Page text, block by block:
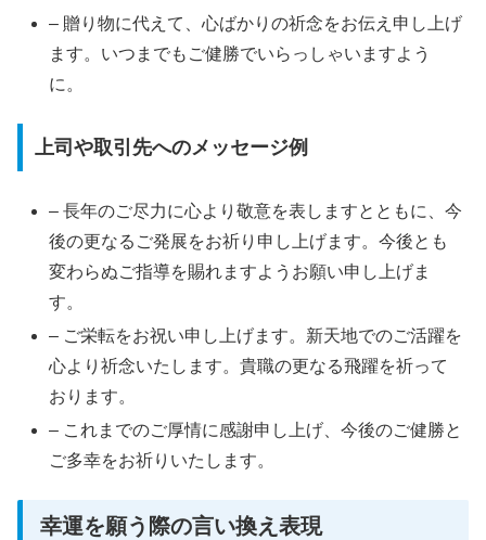
– 贈り物に代えて、心ばかりの祈念をお伝え申し上げ
ます。いつまでもご健勝でいらっしゃいますよう
に。
上司や取引先へのメッセージ例
– 長年のご尽力に心より敬意を表しますとともに、今
後の更なるご発展をお祈り申し上げます。今後とも
変わらぬご指導を賜れますようお願い申し上げま
す。
– ご栄転をお祝い申し上げます。新天地でのご活躍を
心より祈念いたします。貴職の更なる飛躍を祈って
おります。
– これまでのご厚情に感謝申し上げ、今後のご健勝と
ご多幸をお祈りいたします。
幸運を願う際の言い換え表現